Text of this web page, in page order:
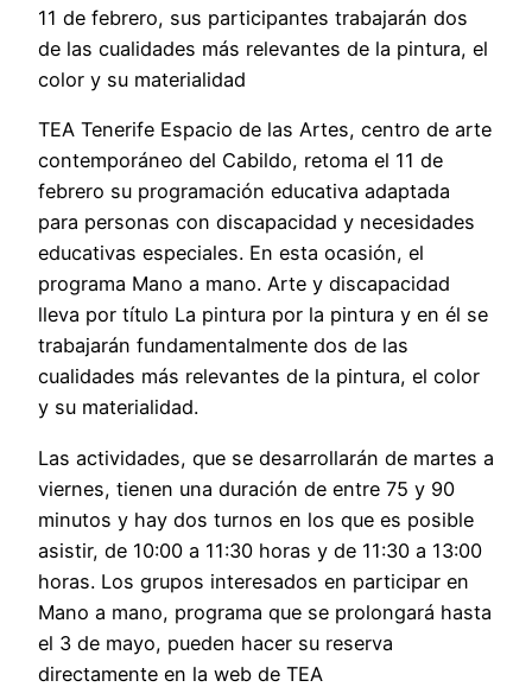
11 de febrero, sus participantes trabajarán dos
de las cualidades más relevantes de la pintura, el
color y su materialidad
TEA Tenerife Espacio de las Artes, centro de arte
contemporáneo del Cabildo, retoma el 11 de
febrero su programación educativa adaptada
para personas con discapacidad y necesidades
educativas especiales. En esta ocasión, el
programa Mano a mano. Arte y discapacidad
lleva por título La pintura por la pintura y en él se
trabajarán fundamentalmente dos de las
cualidades más relevantes de la pintura, el color
y su materialidad.
Las actividades, que se desarrollarán de martes a
viernes, tienen una duración de entre 75 y 90
minutos y hay dos turnos en los que es posible
asistir, de 10:00 a 11:30 horas y de 11:30 a 13:00
horas. Los grupos interesados en participar en
Mano a mano, programa que se prolongará hasta
el 3 de mayo, pueden hacer su reserva
directamente en la web de TEA